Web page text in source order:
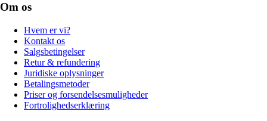
Om os
Hvem er vi?
Kontakt os
Salgsbetingelser
Retur & refundering
Juridiske oplysninger
Betalingsmetoder
Priser og forsendelsesmuligheder
Fortrolighedserklæring